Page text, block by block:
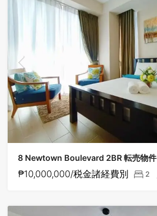
8 Newtown Boulevard 2BR 転売物件
₱10,000,000/税金諸経費別 2